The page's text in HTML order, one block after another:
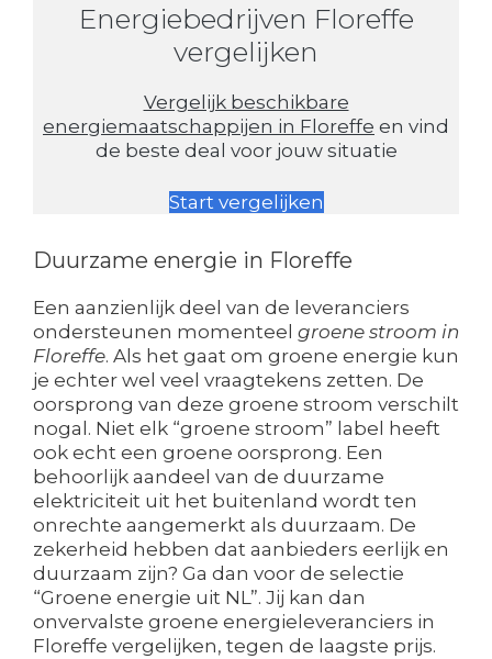
Energiebedrijven Floreffe
vergelijken
Vergelijk beschikbare
energiemaatschappijen in Floreffe en vind
de beste deal voor jouw situatie
Start vergelijken
Duurzame energie in Floreffe
Een aanzienlijk deel van de leveranciers
ondersteunen momenteel groene stroom in
Floreffe. Als het gaat om groene energie kun
je echter wel veel vraagtekens zetten. De
oorsprong van deze groene stroom verschilt
nogal. Niet elk “groene stroom” label heeft
ook echt een groene oorsprong. Een
behoorlijk aandeel van de duurzame
elektriciteit uit het buitenland wordt ten
onrechte aangemerkt als duurzaam. De
zekerheid hebben dat aanbieders eerlijk en
duurzaam zijn? Ga dan voor de selectie
“Groene energie uit NL”. Jij kan dan
onvervalste groene energieleveranciers in
Floreffe vergelijken, tegen de laagste prijs.